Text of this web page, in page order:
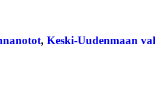
, Keski-Uudenmaan